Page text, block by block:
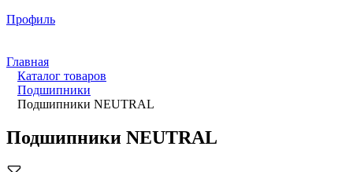
Профиль
Главная
Каталог товаров
Подшипники
Подшипники NEUTRAL
Подшипники NEUTRAL